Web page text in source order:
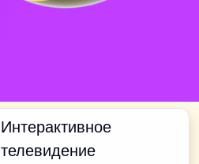
Интерактивное
телевидение